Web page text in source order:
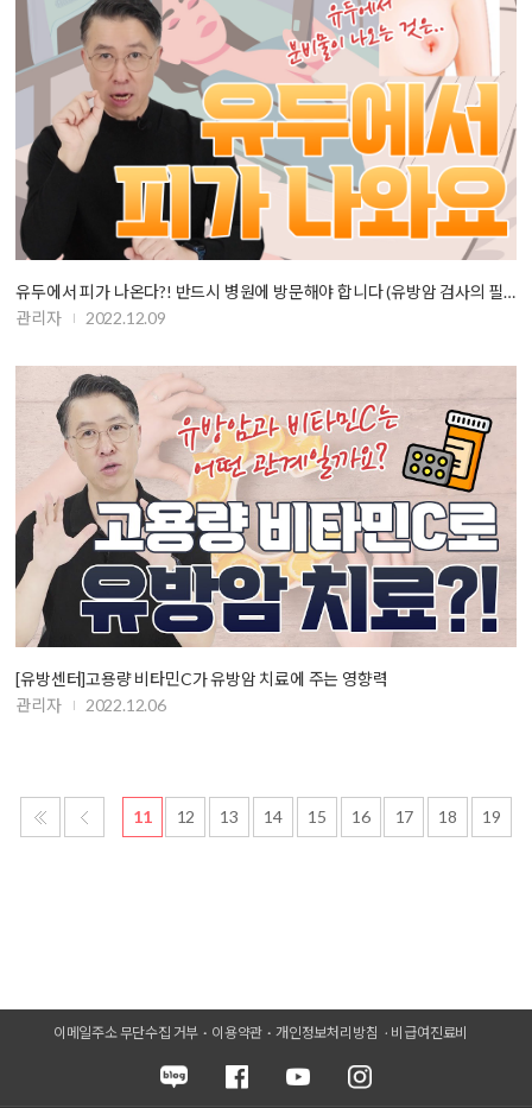
유두에서 피가 나온다?! 반드시 병원에 방문해야 합니다 (유방암 검사의 필요…
관리자
2022.12.09
[유방센터]고용량 비타민C가 유방암 치료에 주는 영향력
관리자
2022.12.06
11 12 13 14 15 16 17 18 19
이메일주소 무단수집 거부 이용약관 개인정보처리방침 비급여진료비